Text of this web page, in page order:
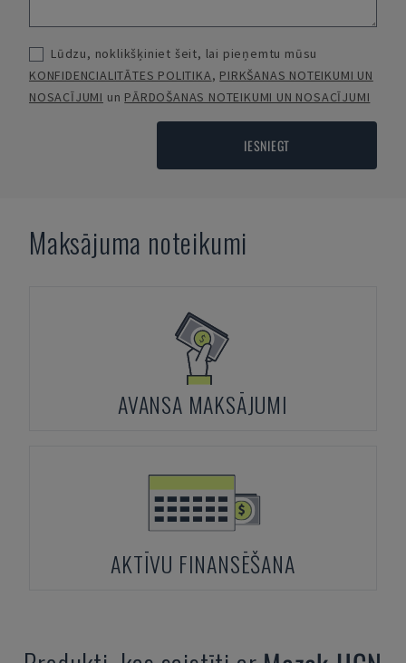
Lūdzu, noklikšķiniet šeit, lai pieņemtu mūsu
KONFIDENCIALITĀTES POLITIKA, PIRKŠANAS NOTEIKUMI UN
NOSACĪJUMI un PĀRDOŠANAS NOTEIKUMI UN NOSACĪJUMI
IESNIEGT
Maksājuma noteikumi
AVANSA MAKSĀJUMI
AKTĪVU FINANSĒŠANA